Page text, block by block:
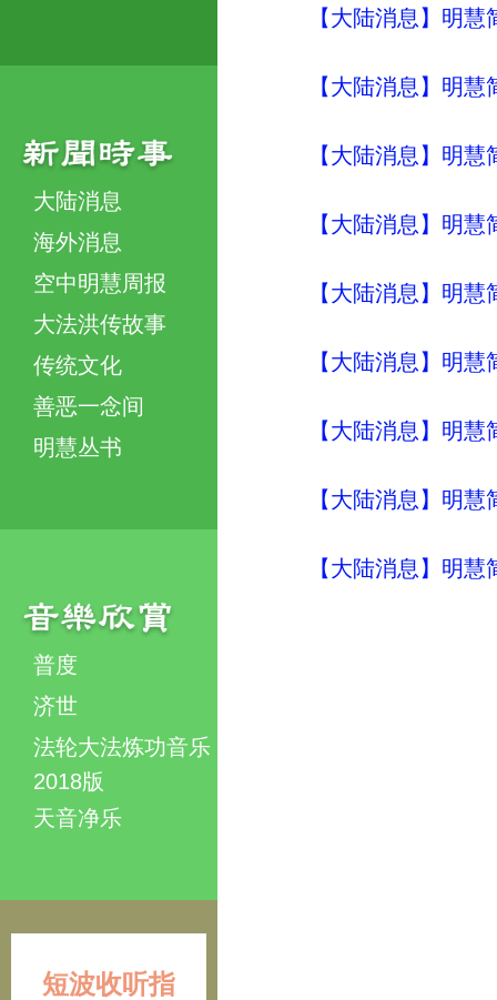
大陆消息
海外消息
空中明慧周报
大法洪传故事
传统文化
善恶一念间
明慧丛书
普度
济世
法轮大法炼功音乐
2018版
天音净乐
短波收听指
【大陆消息】明
【大陆消息】明
【大陆消息】明
【大陆消息】明
【大陆消息】明
【大陆消息】明
【大陆消息】明
【大陆消息】明
【大陆消息】明